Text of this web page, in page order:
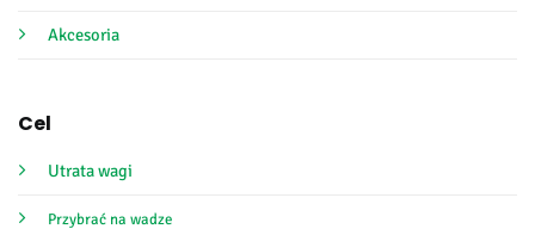
Akcesoria
Cel
Utrata wagi
Przybrać na wadze